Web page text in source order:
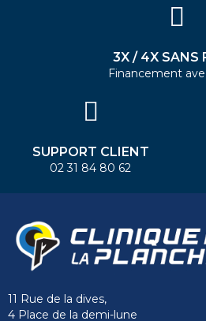
3X / 4X SANS
Financement
SUPPORT CLIENT
02 31 84 80 62
11 Rue de la dives,
4 Place de la demi-lune